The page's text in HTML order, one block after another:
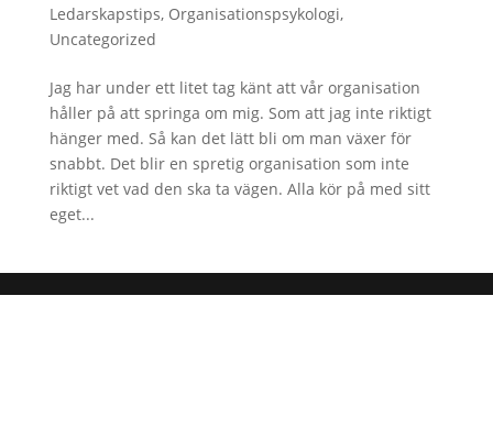
Ledarskapstips, Organisationspsykologi,
Uncategorized
Jag har under ett litet tag känt att vår organisation
håller på att springa om mig. Som att jag inte riktigt
hänger med. Så kan det lätt bli om man växer för
snabbt. Det blir en spretig organisation som inte
riktigt vet vad den ska ta vägen. Alla kör på med sitt
eget...